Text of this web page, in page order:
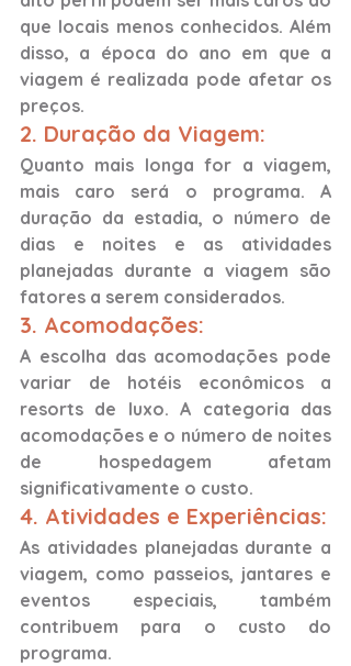
que locais menos conhecidos. Além
disso, a época do ano em que a
viagem é realizada pode afetar os
preços.
2. Duração da Viagem:
Quanto mais longa for a viagem,
mais caro será o programa. A
duração da estadia, o número de
dias e noites e as atividades
planejadas durante a viagem são
fatores a serem considerados.
3. Acomodações:
A escolha das acomodações pode
variar de hotéis econômicos a
resorts de luxo. A categoria das
acomodações e o número de noites
de hospedagem afetam
significativamente o custo.
As atividades planejadas durante a
viagem, como passeios, jantares e
eventos especiais, também
contribuem para o custo do
programa.